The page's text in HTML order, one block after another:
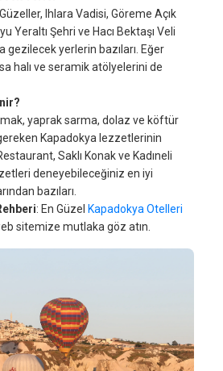
Ihlara Vadisi, Göreme Açık
Yeraltı Şehri ve Hacı Bektaşı Veli
gezilecek yerlerin bazıları. Eğer
halı ve seramik atölyelerini de
yaprak sarma, dolaz ve köftür
Kapadokya lezzetlerinin
Saklı Konak ve Kadıneli
deneyebileceğiniz en iyi
bazıları.
: En Güzel Kapadokya Otelleri
sitemize mutlaka göz atın.